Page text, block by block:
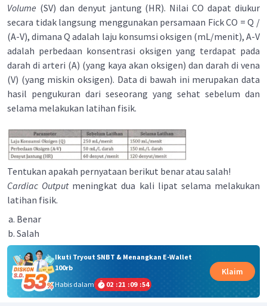
Volume (SV) dan denyut jantung (HR). Nilai CO dapat diukur
secara tidak langsung menggunakan persamaan Fick CO = Q /
(A-V), dimana Q adalah laju konsumsi oksigen (mL/menit), A-V
adalah perbedaan konsentrasi oksigen yang terdapat pada
darah di arteri (A) (yang kaya akan oksigen) dan darah di vena
(V) (yang miskin oksigen). Data di bawah ini merupakan data
hasil pengukuran dari seseorang yang sehat sebelum dan
selama melakukan latihan fisik.
Tentukan apakah pernyataan berikut benar atau salah!
Cardiac Outputmeningkat dua kali lipat selama melakukan
latihan fisik.
Benar
Salah
Ikuti Tryout SNBT & Menangkan E-Wallet
100rb
Habis dalam
02 :21 :09 :54
Klaim